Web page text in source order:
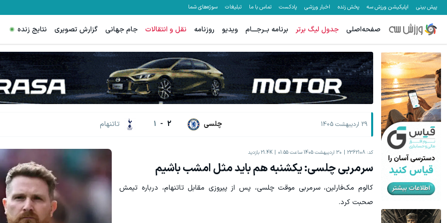
پیش بینی اپلیکیشن ورزش سه پخش زنده اخبار ورزشی پادکست تماس با ما تبلیغات سوژه‌های شما
صفحه‌اصلی جدول لیگ برتر برنامه بــرجـــام ویدیو روزنامه نقل و انتقالات جام جهانی گزارش تصویری نتایج زنده
29 اردیبهشت 1405 چلسی 2
-
1 تاتنهام
کد: 2362108 30 اردیبهشت 1405 ساعت 01:55 21.4K بازدید
سرمربی چلسی: یکشنبه هم باید مثل امشب باشیم
کالوم مک‌فارلین، سرمربی موقت چلسی، پس از پیروزی مقابل تاتنهام، درباره تیمش
صحبت کرد.